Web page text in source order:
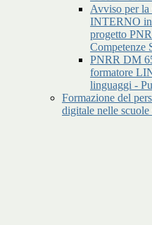
Avviso per la
INTERNO in
progetto
Competenze
PNRR DM
formatore
linguaggi -
Formazione del
digitale nelle